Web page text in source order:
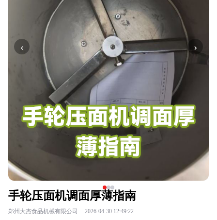
‹ ›
手轮压面机调面厚薄指南
郑州大杰食品机械有限公司 · 2026-04-30 12:49:22